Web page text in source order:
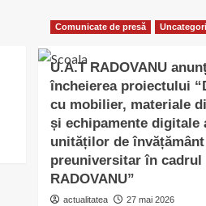
Comunicate de presă
U.A.T RADOVANU
încheierea proiectului
cu mobilier, materiale
și echipamente digitale
unităților de învățământ
preuniversitar în cadrul
RADOVANU”
actualitatea 27 mai 2026